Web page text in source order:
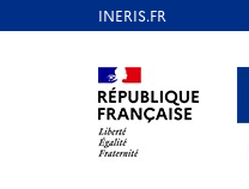
Aller au contenu